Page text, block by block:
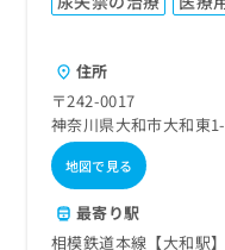
住所
〒242-0017
神奈川県大和市大和東
地図で見る
最寄り駅
相模鉄道本線【大和駅